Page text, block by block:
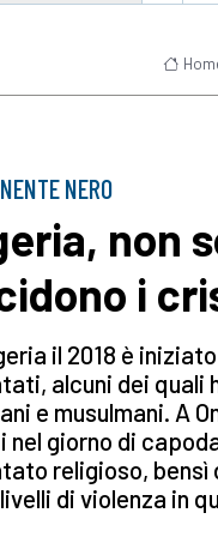
NERO
non
i
il 2018 è
alcuni dei quali
e musulmani. A
nel giorno di
religioso, bensì
di violenza in